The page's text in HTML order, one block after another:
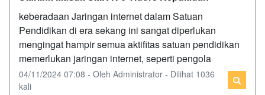
keberadaan Jaringan internet dalam Satuan
Pendidikan di era sekang ini sangat diperlukan
mengingat hampir semua aktifitas satuan pendidikan
memerlukan jaringan internet, seperti pengola
04/11/2024 07:08 - Oleh Administrator - Dilihat 1036
kali